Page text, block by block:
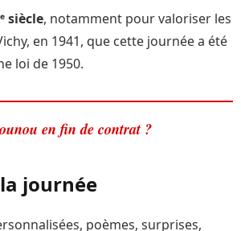
ᵉ siècle, notamment pour valoriser les
en 1941, que cette journée a été
loi de 1950.
en fin de contrat ?
journée
poèmes, surprises,